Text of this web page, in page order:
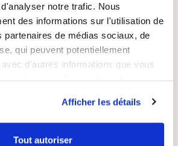
notre trafic. Nous
des informations sur l'utilisation de
partenaires de médias sociaux, de
qui peuvent potentiellement
d'autres informations que vous
Afficher les détails
Tout autoriser
SATISFAIT OU
REMBOURSÉ